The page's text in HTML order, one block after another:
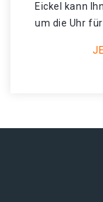
Eickel kann
um die Uhr für